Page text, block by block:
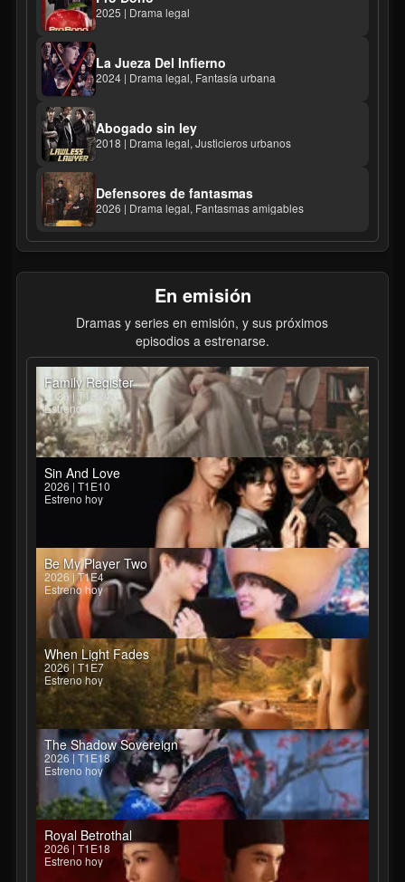
2025 | Drama legal
La Jueza Del Infierno
2024 | Drama legal, Fantasía urbana
Abogado sin ley
2018 | Drama legal, Justicieros urbanos
Defensores de fantasmas
2026 | Drama legal, Fantasmas amigables
En emisión
Dramas y series en emisión, y sus próximos
episodios a estrenarse.
Family Register
2026 | T1E24
Estreno hoy
Sin And Love
2026 | T1E10
Estreno hoy
Be My Player Two
2026 | T1E4
Estreno hoy
When Light Fades
2026 | T1E7
Estreno hoy
The Shadow Sovereign
2026 | T1E18
Estreno hoy
Royal Betrothal
2026 | T1E18
Estreno hoy